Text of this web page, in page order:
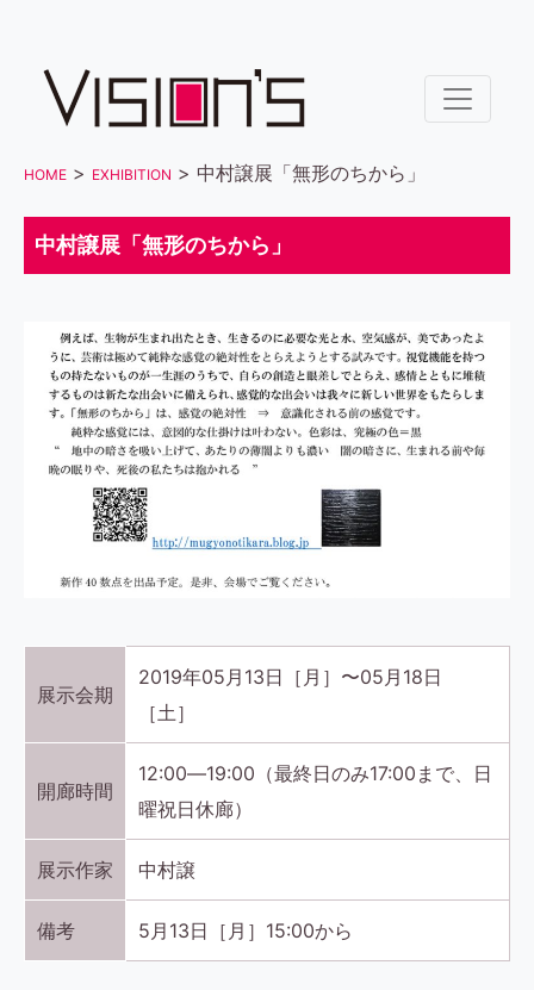
HOME > EXHIBITION > 中村譲展「無形のちから」
中村譲展「無形のちから」
展示会期
2019年05月13日［月］〜05月18日
［土］
開廊時間
12:00―19:00（最終日のみ17:00まで、日
曜祝日休廊）
展示作家 中村譲
備考 5月13日［月］15:00から